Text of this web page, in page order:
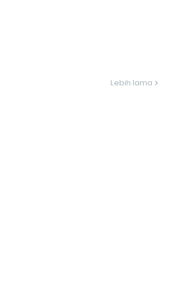
Lebih lama